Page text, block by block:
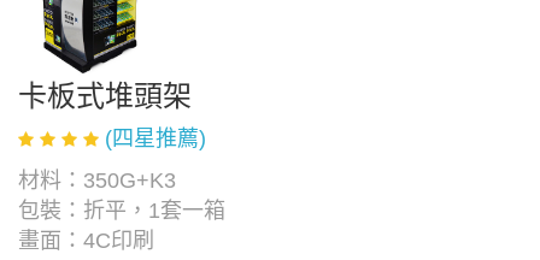
卡板式堆頭架
(四星推薦)
材料：350G+K3
包裝：折平，1套一箱
畫面：4C印刷